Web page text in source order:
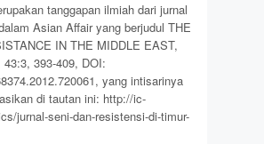
tanggapan ilmiah dari jurnal
Asian Affair yang berjudul THE
IN THE MIDDLE EAST,
393-409, DOI:
yang intisarinya
di tautan ini: http://ic-
jurnal-seni-dan-resistensi-di-timur-